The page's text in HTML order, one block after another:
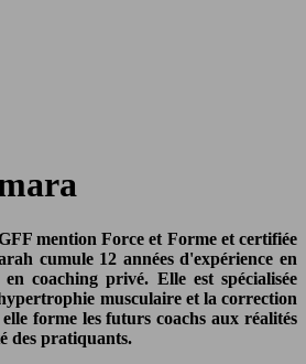
mention Force et Forme et certifiée
cumule 12 années d'expérience en
coaching privé. Elle est spécialisée
musculaire et la correction
forme les futurs coachs aux réalités
des pratiquants.